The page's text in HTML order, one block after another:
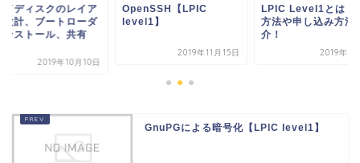
ドディスクのレイア
設計、ブートローダ
ンストール、共有
2019年10月10日
OpenSSH【LPIC
level1】
2019年11月15日
LPIC Level1とは？
方法や申し込み方法
介！
2019年10
GnuPGによる暗号化【LPIC level1】